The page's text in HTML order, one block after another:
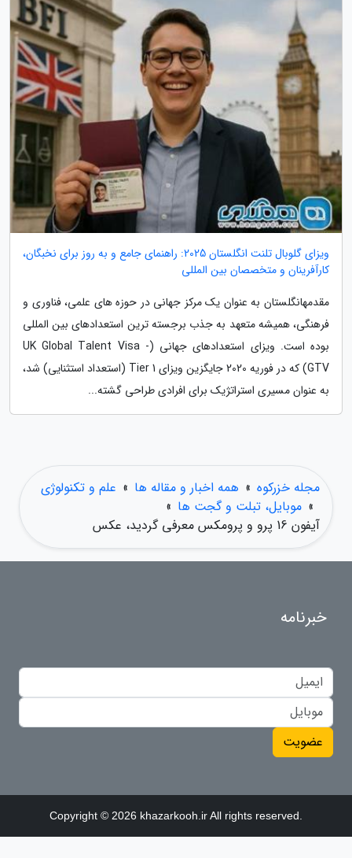
ویزای گلوبال تلنت انگلستان 2025: راهنمای جامع و به روز برای نخبگان،
کارآفرینان و متخصصان بین المللی
مقدمهانگلستان به عنوان یک مرکز جهانی در حوزه های علمی، فناوری و
فرهنگی، همیشه متعهد به جذب برجسته ترین استعدادهای بین المللی
بوده است. ویزای استعدادهای جهانی (UK Global Talent Visa -
GTV) که در فوریه 2020 جایگزین ویزای Tier 1 (استعداد استثنایی) شد،
به عنوان مسیری استراتژیک برای افرادی طراحی گشته...
مجله خزرکوه » همه اخبار و مقاله ها » علم و تکنولوژی
» موبایل، تبلت و گجت ها »
آیفون 16 پرو و پرومکس معرفی گردید، عکس
خبرنامه
عضویت
Copyright © 2026 khazarkooh.ir All rights reserved.